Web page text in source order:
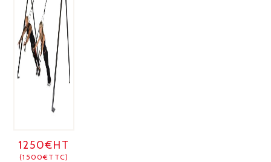
1250€HT
(1500€TTC)